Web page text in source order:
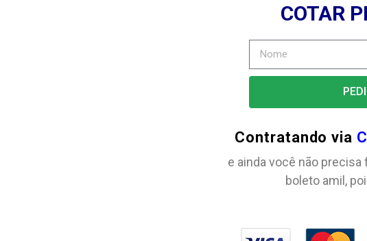
COTAR
Contratando via
e ainda você não
boleto amil,